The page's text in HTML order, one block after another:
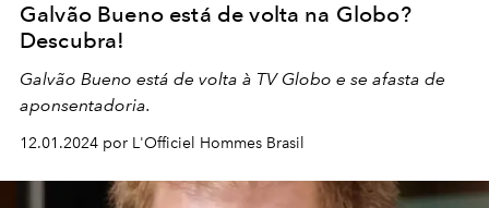
Galvão Bueno está de volta na Globo?
Descubra!
Galvão Bueno está de volta à TV Globo e se afasta de
aponsentadoria.
12.01.2024 por L'Officiel Hommes Brasil